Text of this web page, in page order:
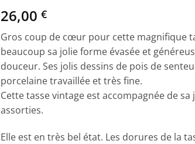
26,00 €
Gros coup de cœur pour cette magnifique
beaucoup sa jolie forme évasée et
douceur. Ses jolis dessins de pois de
porcelaine travaillée et très fine.
Cette tasse vintage est accompagnée de
assorties.
Elle est en très bel état. Les dorures de la